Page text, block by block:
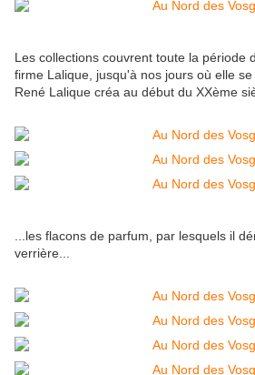
Les collections couvrent toute la période
firme Lalique, jusqu'à nos jours où elle
René Lalique créa au début du XXème
...les flacons de parfum, par lesquels il
verrière...